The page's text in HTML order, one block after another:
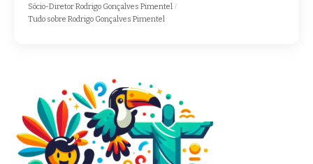
Sócio-Diretor Rodrigo Gonçalves Pimentel
Tudo sobre Rodrigo Gonçalves Pimentel